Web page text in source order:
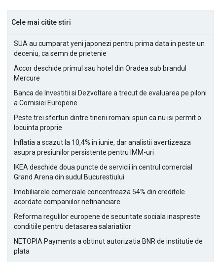
Cele mai citite stiri
SUA au cumparat yeni japonezi pentru prima data in peste un
deceniu, ca semn de prietenie
Accor deschide primul sau hotel din Oradea sub brandul
Mercure
Banca de Investitii si Dezvoltare a trecut de evaluarea pe piloni
a Comisiei Europene
Peste trei sferturi dintre tinerii romani spun ca nu isi permit o
locuinta proprie
Inflatia a scazut la 10,4% in iunie, dar analistii avertizeaza
asupra presiunilor persistente pentru IMM-uri
IKEA deschide doua puncte de servicii in centrul comercial
Grand Arena din sudul Bucurestiului
Imobiliarele comerciale concentreaza 54% din creditele
acordate companiilor nefinanciare
Reforma regulilor europene de securitate sociala inaspreste
conditiile pentru detasarea salariatilor
NETOPIA Payments a obtinut autorizatia BNR de institutie de
plata